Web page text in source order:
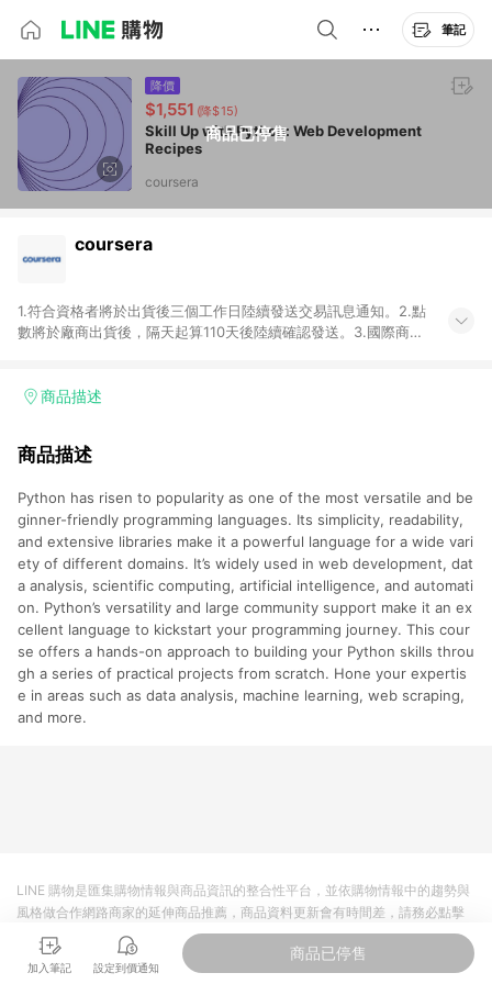
筆記
商品已停售
降價
$1,551 (降$15)
Skill Up with Python: Web Development
Recipes
coursera
coursera
1.符合資格者將於出貨後三個工作日陸續發送交易訊息通知。2.點
數將於廠商出貨後，隔天起算110天後陸續確認發送。3.國際商家
用未授權優惠碼不符合贈點資格。6.點數發送依據及返點上限將
品加總金額），亦即點數回饋計算並非以coursera實際購買商品
分運費或稅金，可返點金額將以系統回傳金額為準 8.若於商家
App下單，不符合LINE購物導購資格。
商品描述
商品描述
Python has risen to popularity as one of the most versatile and be
ginner-friendly programming languages. Its simplicity, readability,
and extensive libraries make it a powerful language for a wide vari
ety of different domains. It’s widely used in web development, dat
a analysis, scientific computing, artificial intelligence, and automati
on. Python’s versatility and large community support make it an ex
cellent language to kickstart your programming journey. This cour
se offers a hands-on approach to building your Python skills throu
gh a series of practical projects from scratch. Hone your expertis
e in areas such as data analysis, machine learning, web scraping,
and more.
加入筆記 設定到價通知
商品已停售
LINE 購物是匯集購物情報與商品資訊的整合性平台，並依購物情報中的趨勢與
風格做合作網路商家的延伸商品推薦，商品資料更新會有時間差，請務必點擊
商品至各合作網路商家，確認現售價與購物條件，一切資訊以合作廠商網頁為
準。